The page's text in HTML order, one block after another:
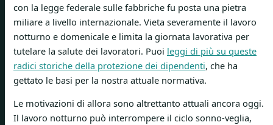
con la legge federale sulle fabbriche fu posta una pietra
miliare a livello internazionale. Vieta severamente il lavoro
notturno e domenicale e limita la giornata lavorativa per
tutelare la salute dei lavoratori. Puoi leggi di più su queste
radici storiche della protezione dei dipendenti, che ha
gettato le basi per la nostra attuale normativa.
Le motivazioni di allora sono altrettanto attuali ancora oggi.
Il lavoro notturno può interrompere il ciclo sonno-veglia,